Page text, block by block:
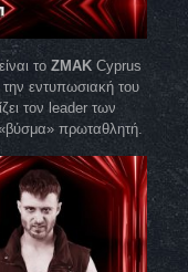
το ZMAKCyprus
εντυπωσιακή του
τον leader των
πρωταθλητή.